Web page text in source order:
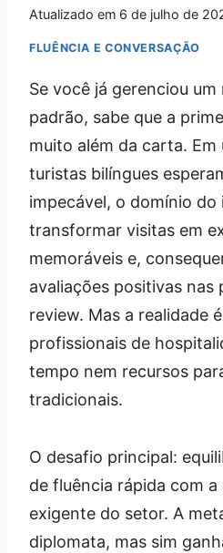
Atualizado em 6 de julho de
FLUÊNCIA E CONVERSAÇÃO
Se você já gerenciou
padrão, sabe que a
muito além da carta.
turistas bilíngues
impecável, o domínio do
transformar visitas em
memoráveis e,
avaliações positivas nas
review. Mas a realidade
profissionais de
tempo nem recursos
tradicionais.
O desafio principal:
de fluência rápida com
exigente do setor. A
diplomata, mas sim